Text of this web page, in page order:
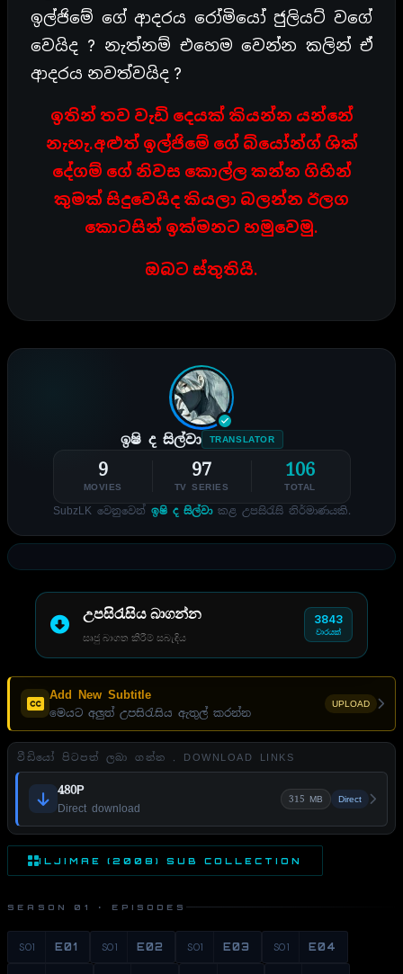
ඉල්ජිමේ ගේ ආදරය රෝමියෝ ජුලියට් වගේ
වෙයිද ? නැත්නම් එහෙම වෙන්න කලින් ඒ
ආදරය නවත්වයිද ?
ඉතින් තව වැඩි දෙයක් කියන්න යන්නේ
නැහැ.අළුත් ඉල්ජිමේ ගේ බ්යෝන්ග් ශික්
දේගම් ගේ නිවස කොල්ල කන්න ගිහින්
කුමක් සිදුවෙයිද කියලා බලන්න ඊලග
කොටසින් ඉක්මනට හමුවෙමු.
ඔබට ස්තුතියි.
ඉෂි ද සිල්වා TRANSLATOR
9
MOVIES
97
TV SERIES
106
TOTAL
SubzLK වෙනුවෙන් ඉෂි ද සිල්වාකළ උපසිරැසි නිර්මාණයකි.
උපසිරැසිය බාගන්න
සෘජු බාගත කිරීම් සබැඳිය
3843
වාරයක්
Add New Subtitle
මෙයට අලුත් උපසිරැසිය ඇතුල් කරන්න
UPLOAD
වීඩියෝ පිටපත් ලබා ගන්න . DOWNLOAD LINKS
480P
Direct download
315 MB Direct
ILJIMAE (2008) SUB COLLECTION
SEASON 01 · EPISODES
S01 E01 S01 E02 S01 E03 S01 E04